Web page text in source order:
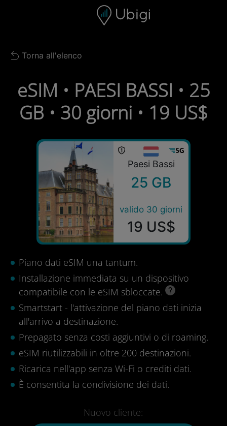
Barra di navigazione
Back to list
Torna all'elenco
eSIM • PAESI BASSI • 25
GB • 30 giorni • 19 US$
Paesi Bassi
25 GB
valido 30 giorni
19 US$
Piano dati eSIM una tantum.
Installazione immediata su un dispositivo
compatibile con le eSIM sbloccate.
Smartstart - l'attivazione del piano dati inizia
all'arrivo a destinazione.
Prepagato senza costi aggiuntivi o di roaming.
eSIM riutilizzabili in oltre 200 destinazioni.
Ricarica nell'app senza Wi-Fi o crediti dati.
È consentita la condivisione dei dati.
Nuovo cliente: